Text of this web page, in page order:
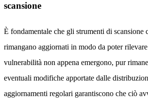
scansione
È fondamentale che gli strumenti di scansione
rimangano aggiornati in modo da poter
vulnerabilità non appena emergono, pur
eventuali modifiche apportate dalle
aggiornamenti regolari garantiscono che ciò